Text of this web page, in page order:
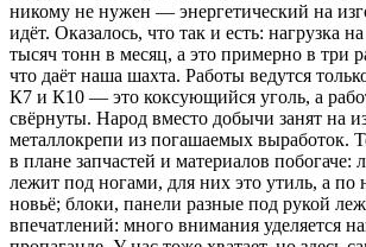
никому не нужен — энергетический на
идёт. Оказалось, что так и есть: нагрузка
тысяч тонн в месяц, а это примерно в три
что даёт наша шахта. Работы ведутся
К7 и К10 — это коксующийся уголь, а
свёрнуты. Народ вместо добычи занят на
металлокрепи из погашаемых выработок.
в плане запчастей и материалов побогаче:
лежит под ногами, для них это утиль, а
новьё; блоки, панели разные под рукой
впечатлений: много внимания уделяется